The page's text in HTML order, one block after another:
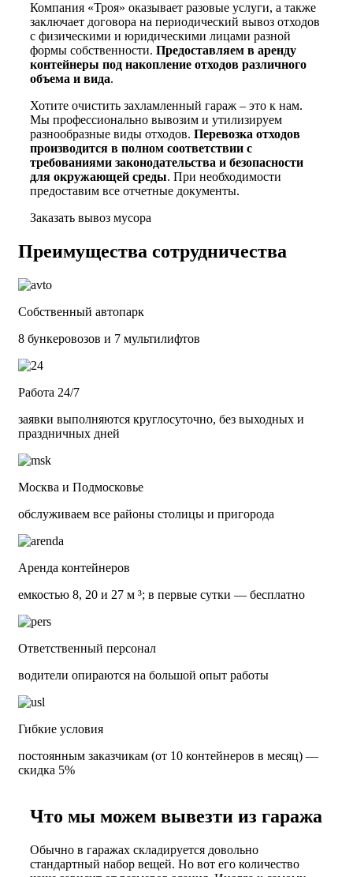
Компания «Троя» оказывает разовые услуги, а также
заключает договора на периодический вывоз отходов
с физическими и юридическими лицами разной
формы собственности. Предоставляем в аренду
контейнеры под накопление отходов различного
объема и вида.
Хотите очистить захламленный гараж – это к нам.
Мы профессионально вывозим и утилизируем
разнообразные виды отходов. Перевозка отходов
производится в полном соответствии с
требованиями законодательства и безопасности
для окружающей среды. При необходимости
предоставим все отчетные документы.
Заказать вывоз мусора
Преимущества сотрудничества
Собственный автопарк
8 бункеровозов и 7 мультилифтов
Работа 24/7
заявки выполняются круглосуточно, без выходных и
праздничных дней
Москва и Подмосковье
обслуживаем все районы столицы и пригорода
Аренда контейнеров
емкостью 8, 20 и 27 м ³; в первые сутки — бесплатно
Ответственный персонал
водители опираются на большой опыт работы
Гибкие условия
постоянным заказчикам (от 10 контейнеров в месяц) —
скидка 5%
Что мы можем вывезти из гаража
Обычно в гаражах складируется довольно
стандартный набор вещей. Но вот его количество